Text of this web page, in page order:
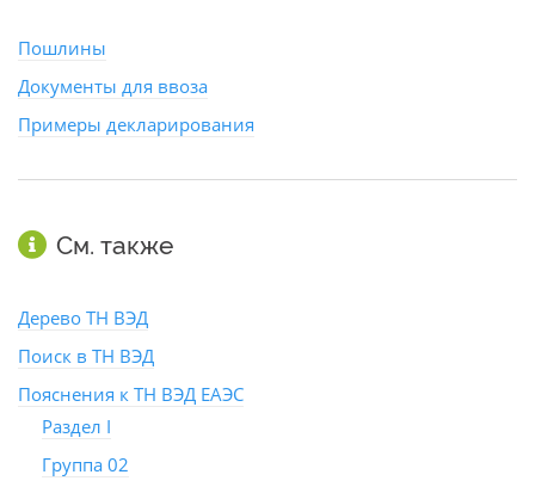
Пошлины
Документы для ввоза
Примеры декларирования
См. также
Дерево ТН ВЭД
Поиск в ТН ВЭД
Пояснения к ТН ВЭД ЕАЭС
Раздел I
Группа 02